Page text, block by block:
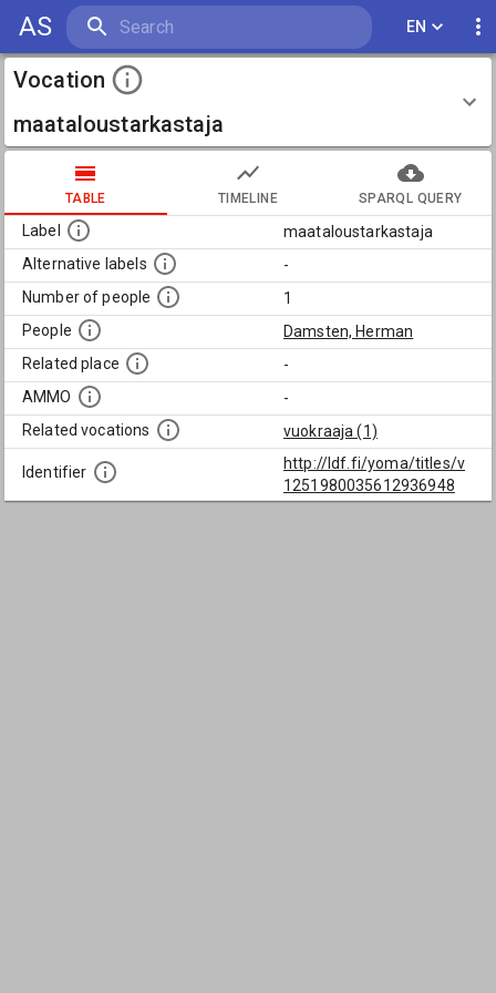
AS EN
Vocation
maataloustarkastaja
TABLE TIMELINE SPARQL QUERY
Label
maataloustarkastaja
Alternative labels
-
Number of people
1
People
Damsten, Herman
Related place
-
AMMO
-
Related vocations
vuokraaja (1)
Identifier
http://ldf.fi/yoma/titles/v
1251980035612936948